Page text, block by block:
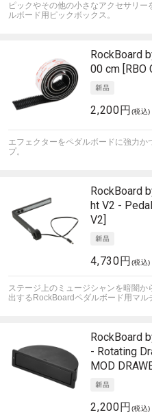
ピックやその他の小さなアクセサリ
ルボード用ピックボックス。
RockBoard
00 cm [RBO
2,200円 (税込)
エフェクターをペダルボードに強力
プ。
RockBoard
ht V2 -
V2]
4,730円 (税込)
ステージ上のミュージシャンを暗闇
出するRockBoardペダルボード用マル
RockBoard
- Rotating
MOD
2,200円 (税込)